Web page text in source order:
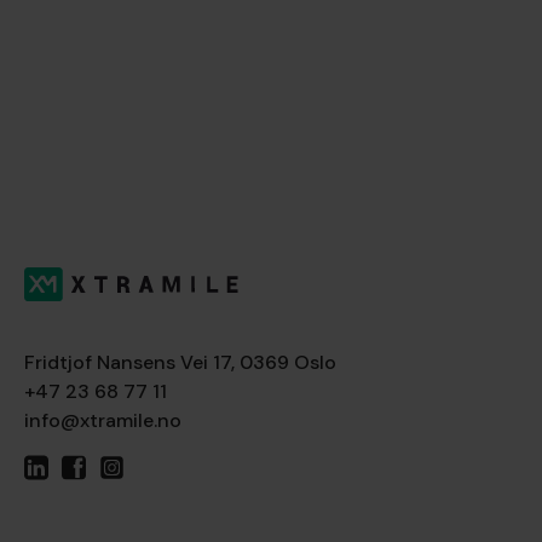
Fridtjof Nansens Vei 17, 0369 Oslo
+47 23 68 77 11
info@xtramile.no